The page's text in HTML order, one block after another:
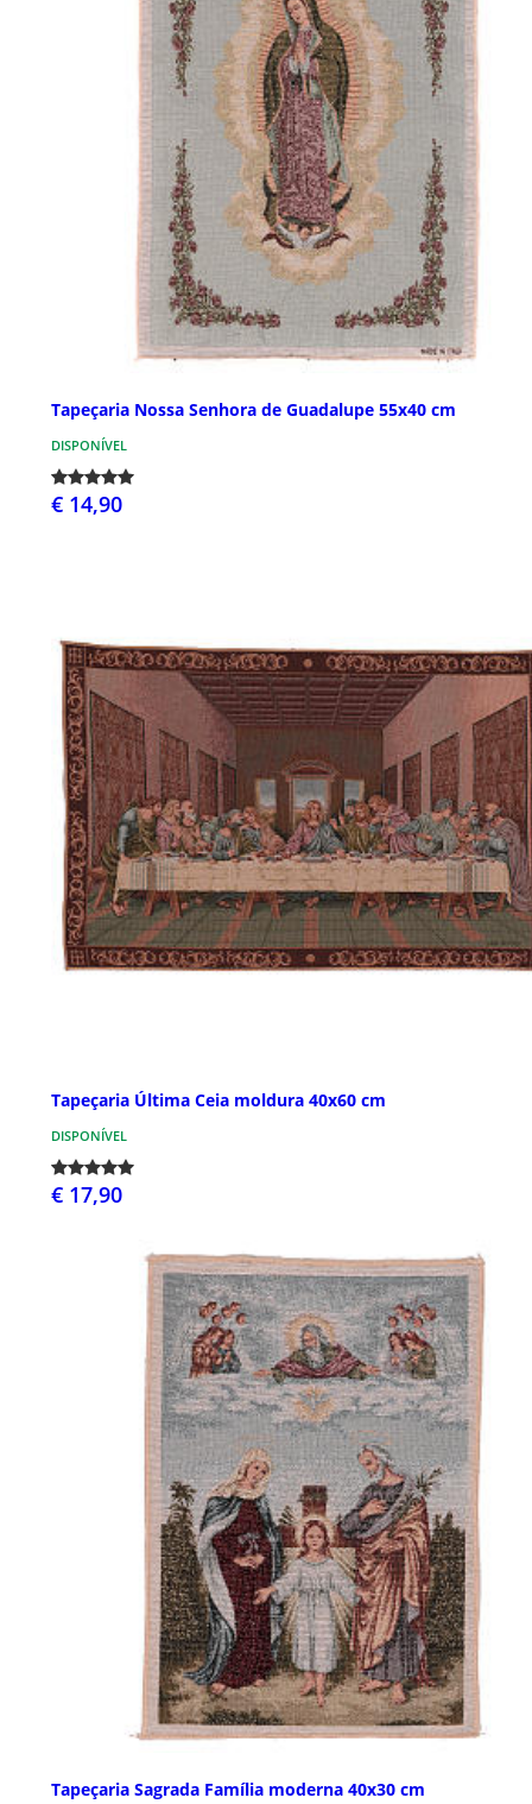
Tapeçaria Nossa Senhora de Guadalupe 55x40 cm
DISPONÍVEL
€ 14,90
Tapeçaria Última Ceia moldura 40x60 cm
DISPONÍVEL
€ 17,90
Tapeçaria Sagrada Família moderna 40x30 cm